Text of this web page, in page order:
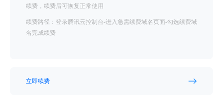
续费，续费后可恢复正常使用
续费路径：登录腾讯云控制台-进入急需续费域名页面-勾选续费域
名完成续费
立即续费